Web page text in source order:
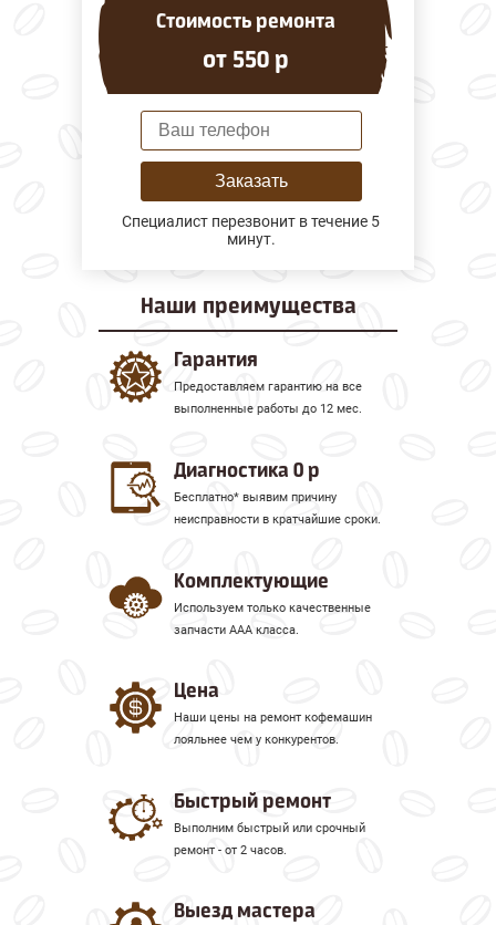
Стоимость ремонта
от 550 р
Заказать
Специалист перезвонит в течение 5
минут.
Наши преимущества
Гарантия
Предоставляем гарантию на все
выполненные работы до 12 мес.
Диагностика 0 р
Бесплатно* выявим причину
неисправности в кратчайшие сроки.
Комплектующие
Используем только качественные
запчасти ААА класса.
Цена
Наши цены на ремонт кофемашин
лояльнее чем у конкурентов.
Быстрый ремонт
Выполним быстрый или срочный
ремонт - от 2 часов.
Выезд мастера